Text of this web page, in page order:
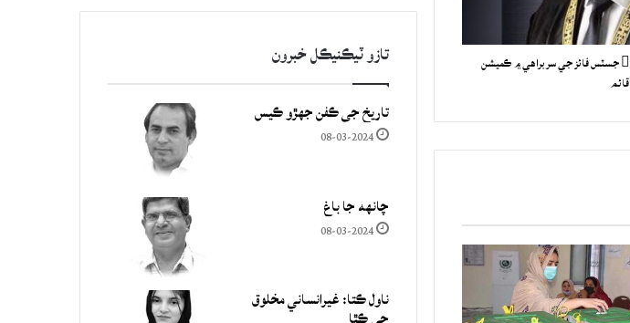
عدليا بابت آڊيو ليڪس جي جاچ لا جسٽس فائز جي سربراهي ۾ ڪميشن
قائم
تازو ٽيڪنيڪل خبرون
تاريخ جي ڪفن جھڙو ڪيس
08-03-2024
چانهه جا باغ
08-03-2024
ناول ڪتا: غيرانساني مخلوق